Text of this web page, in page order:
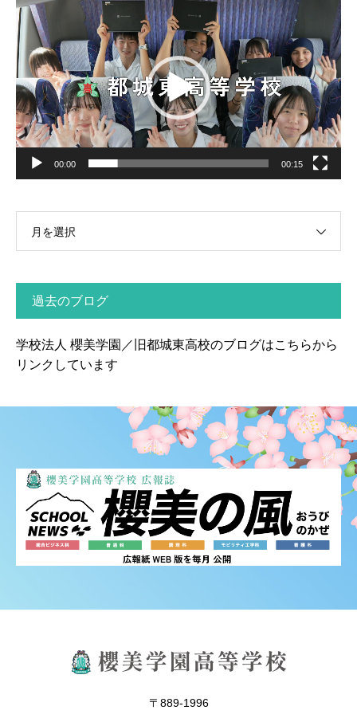
動
画
プ
レ
ー
ヤ
ー
00:00 00:15
月を選択
過去のブログ
学校法人 櫻美学園／旧都城東高校のブログはこちらから
リンクしています
〒889-1996